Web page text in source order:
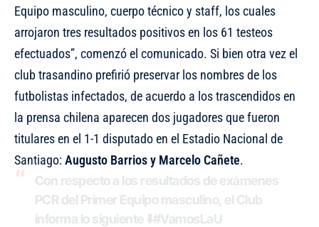
Equipo masculino, cuerpo técnico y staff, los cuales
arrojaron tres resultados positivos en los 61 testeos
efectuados”, comenzó el comunicado. Si bien otra vez el
club trasandino prefirió preservar los nombres de los
futbolistas infectados, de acuerdo a los trascendidos en
la prensa chilena aparecen dos jugadores que fueron
titulares en el 1-1 disputado en el Estadio Nacional de
Santiago:Augusto Barrios y Marcelo Cañete.
Con respecto a los resultados de exámenes
PCR del Primer Equipo masculino, el Club
informa lo siguiente ⬇️#VamosLaU